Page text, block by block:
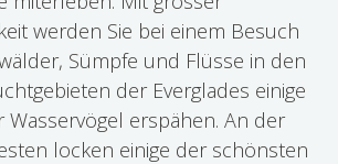
werden Sie bei einem Besuch
Sümpfe und Flüsse in den
der Everglades einige
erspähen. An der
locken einige der schönsten